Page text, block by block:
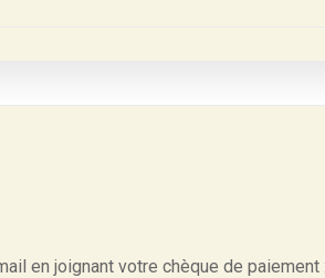
en joignant votre chèque de paiement :